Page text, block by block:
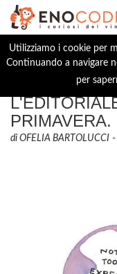
Utilizziamo i cookie per
Continuando a navigare
per
VINO: LOST
PRIMAVERA.
di OFELIA BARTOLUCCI -